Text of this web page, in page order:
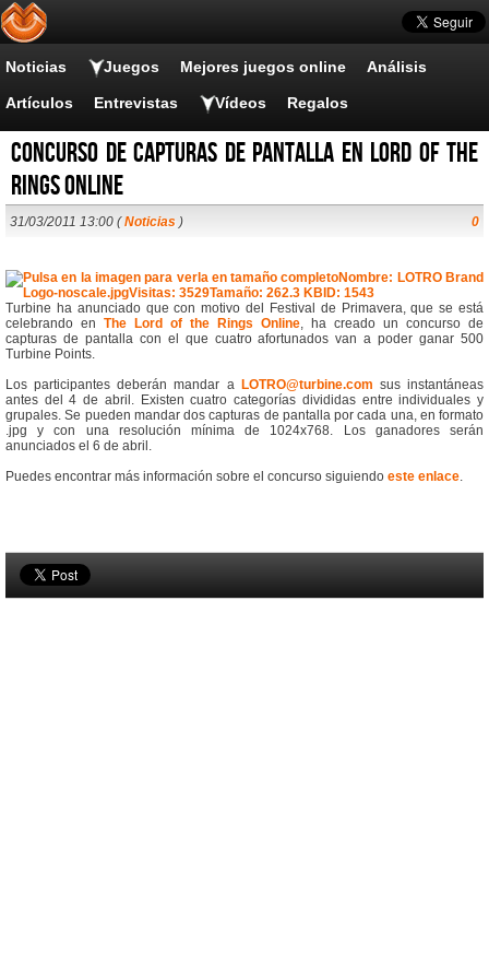
Noticias Juegos Mejores juegos online Análisis
Artículos Entrevistas Vídeos Regalos
Concurso de capturas de pantalla en Lord of the
Rings Online
31/03/2011 13:00 (Noticias ) 0
Turbine ha anunciado que con motivo del Festival de Primavera, que se está
celebrando en The Lord of the Rings Online, ha creado un concurso de
capturas de pantalla con el que cuatro afortunados van a poder ganar 500
Turbine Points.
Los participantes deberán mandar a LOTRO@turbine.com sus instantáneas
antes del 4 de abril. Existen cuatro categorías divididas entre individuales y
grupales. Se pueden mandar dos capturas de pantalla por cada una, en formato
.jpg y con una resolución mínima de 1024x768. Los ganadores serán
anunciados el 6 de abril.
Puedes encontrar más información sobre el concurso siguiendo este enlace.